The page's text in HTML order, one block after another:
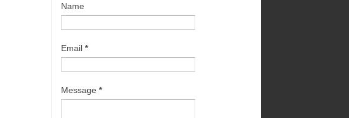
Name
Email *
Message *